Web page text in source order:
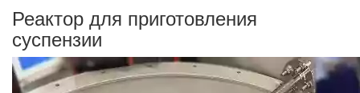
Реактор для приготовления
суспензии